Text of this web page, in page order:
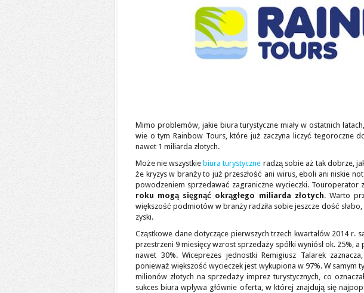
Mimo problemów, jakie biura turystyczne miały w ostatnich latach,
wie o tym Rainbow Tours, które już zaczyna liczyć tegoroczne
nawet 1 miliarda złotych.
Może nie wszystkie biura turystyczne radzą sobie aż tak dobrze,
że kryzys w branży to już przeszłość ani wirus, eboli ani niskie
powodzeniem sprzedawać zagraniczne wycieczki. Touroperator
roku mogą sięgnąć okrągłego miliarda złotych. Warto
większość podmiotów w branży radziła sobie jeszcze dość
zyski.
Cząstkowe dane dotyczące pierwszych trzech kwartałów 2014 r.
przestrzeni 9 miesięcy wzrost sprzedaży spółki wyniósł ok. 25%,
nawet 30%. Wiceprezes jednostki Remigiusz Talarek
ponieważ większość wycieczek jest wykupiona w 97%. W samym
milionów złotych na sprzedaży imprez turystycznych, co
sukces biura wpływa głównie oferta, w której znajdują się